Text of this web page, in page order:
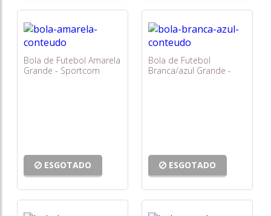
Bola de Futebol Amarela
Grande - Sportcom
ESGOTADO
Bola de Futebol
Branca/azul Grande -
ESGOTADO